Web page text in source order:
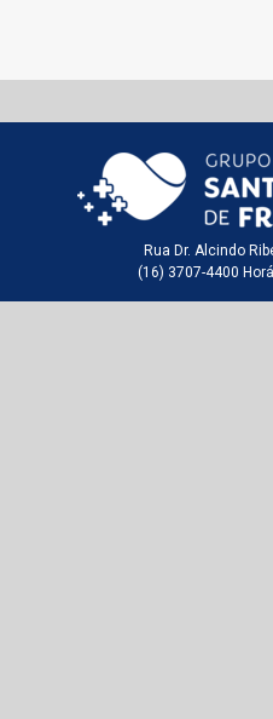
Rua Dr. Alcindo
(16) 3707-4400